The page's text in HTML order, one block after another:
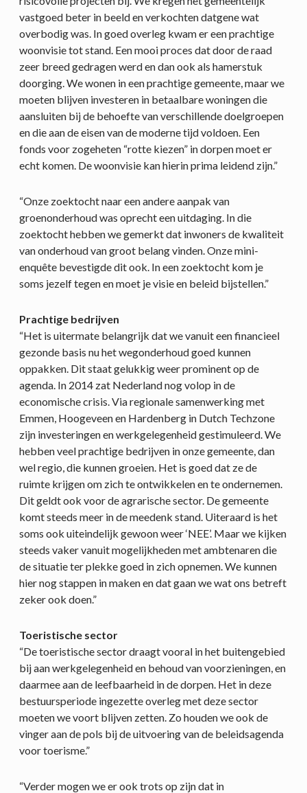
vastgoed beter in beeld en verkochten datgene wat
overbodig was. In goed overleg kwam er een prachtige
woonvisie tot stand. Een mooi proces dat door de raad
zeer breed gedragen werd en dan ook als hamerstuk
doorging. We wonen in een prachtige gemeente, maar we
moeten blijven investeren in betaalbare woningen die
aansluiten bij de behoefte van verschillende doelgroepen
en die aan de eisen van de moderne tijd voldoen. Een
fonds voor zogeheten “rotte kiezen” in dorpen moet er
echt komen. De woonvisie kan hierin prima leidend zijn.”
“Onze zoektocht naar een andere aanpak van
groenonderhoud was oprecht een uitdaging. In die
zoektocht hebben we gemerkt dat inwoners de kwaliteit
van onderhoud van groot belang vinden. Onze mini-
enquête bevestigde dit ook. In een zoektocht kom je
soms jezelf tegen en moet je visie en beleid bijstellen.”
Prachtige bedrijven
“Het is uitermate belangrijk dat we vanuit een financieel
gezonde basis nu het wegonderhoud goed kunnen
oppakken. Dit staat gelukkig weer prominent op de
agenda. In 2014 zat Nederland nog volop in de
economische crisis. Via regionale samenwerking met
Emmen, Hoogeveen en Hardenberg in Dutch Techzone
zijn investeringen en werkgelegenheid gestimuleerd. We
hebben veel prachtige bedrijven in onze gemeente, dan
wel regio, die kunnen groeien. Het is goed dat ze de
ruimte krijgen om zich te ontwikkelen en te ondernemen.
Dit geldt ook voor de agrarische sector. De gemeente
komt steeds meer in de meedenk stand. Uiteraard is het
soms ook uiteindelijk gewoon weer ‘NEE’. Maar we kijken
steeds vaker vanuit mogelijkheden met ambtenaren die
de situatie ter plekke goed in zich opnemen. We kunnen
hier nog stappen in maken en dat gaan we wat ons betreft
zeker ook doen.”
Toeristische sector
“De toeristische sector draagt vooral in het buitengebied
bij aan werkgelegenheid en behoud van voorzieningen, en
daarmee aan de leefbaarheid in de dorpen. Het in deze
bestuursperiode ingezette overleg met deze sector
moeten we voort blijven zetten. Zo houden we ook de
vinger aan de pols bij de uitvoering van de beleidsagenda
voor toerisme.”
“Verder mogen we er ook trots op zijn dat in